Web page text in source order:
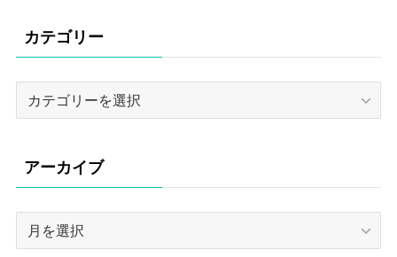
カテゴリー
リ
ー
アーカイブ